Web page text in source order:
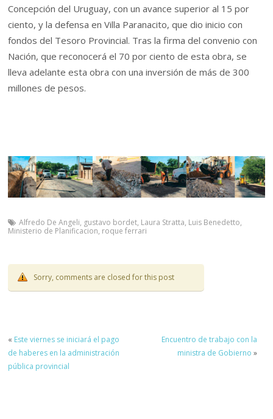
Concepción del Uruguay, con un avance superior al 15 por
ciento, y la defensa en Villa Paranacito, que dio inicio con
fondos del Tesoro Provincial. Tras la firma del convenio con
Nación, que reconocerá el 70 por ciento de esta obra, se
lleva adelante esta obra con una inversión de más de 300
millones de pesos.
Alfredo De Angeli, gustavo bordet, Laura Stratta, Luis Benedetto,
Ministerio de Planificacion, roque ferrari
Sorry, comments are closed for this post
« Este viernes se iniciará el pago
de haberes en la administración
pública provincial
Encuentro de trabajo con la
ministra de Gobierno »